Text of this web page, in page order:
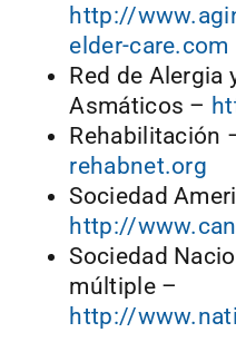
http://
elder-care.com
Red de Alergia
Asmáticos –
Rehabilitación
rehabnet.org
Sociedad
http://
Sociedad
múltiple –
http://